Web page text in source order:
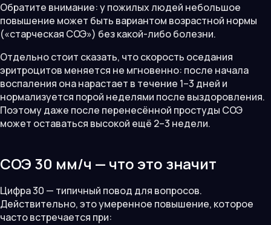
Обратите внимание: у пожилых людей небольшое
повышение может быть вариантом возрастной нормы
(«старческая СОЭ») без какой-либо болезни.
Отдельно стоит сказать, что скорость оседания
эритроцитов меняется не мгновенно: после начала
воспаления она нарастает в течение 1–3 дней и
нормализуется порой неделями после выздоровления.
Поэтому даже после перенесённой простуды СОЭ
может оставаться высокой ещё 2–3 недели.
СОЭ 30 мм/ч — что это значит
Цифра 30 — типичный повод для вопросов.
Действительно, это умеренное повышение, которое
часто встречается при: